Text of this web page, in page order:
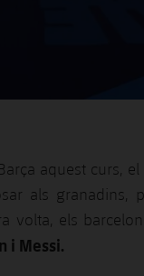
aquest curs,
als granadins,
volta, els
i Messi.